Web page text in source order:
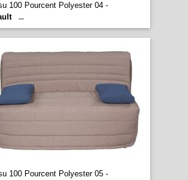
100 Pourcent Polyester 04 -
...
100 Pourcent Polyester 05 -